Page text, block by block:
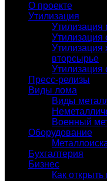
О проекте
Утилизация
Утилизация
Утилизация
вторсырье
Утилизация
Пресс-релизы
Виды лома
Виды
Военный
Оборудование
Бухгалтерия
Бизнес
Как